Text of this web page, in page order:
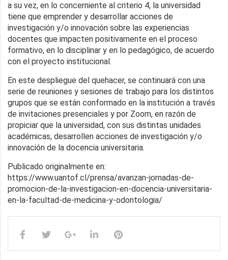
a su vez, en lo concerniente al criterio 4, la universidad
tiene que emprender y desarrollar acciones de
investigación y/o innovación sobre las experiencias
docentes que impacten positivamente en el proceso
formativo, en lo disciplinar y en lo pedagógico, de acuerdo
con el proyecto institucional.
En este despliegue del quehacer, se continuará con una
serie de reuniones y sesiones de trabajo para los distintos
grupos que se están conformado en la institución a través
de invitaciones presenciales y por Zoom, en razón de
propiciar que la universidad, con sus distintas unidades
académicas, desarrollen acciones de investigación y/o
innovación de la docencia universitaria.
Publicado originalmente en:
https://www.uantof.cl/prensa/avanzan-jornadas-de-
promocion-de-la-investigacion-en-docencia-universitaria-
en-la-facultad-de-medicina-y-odontologia/